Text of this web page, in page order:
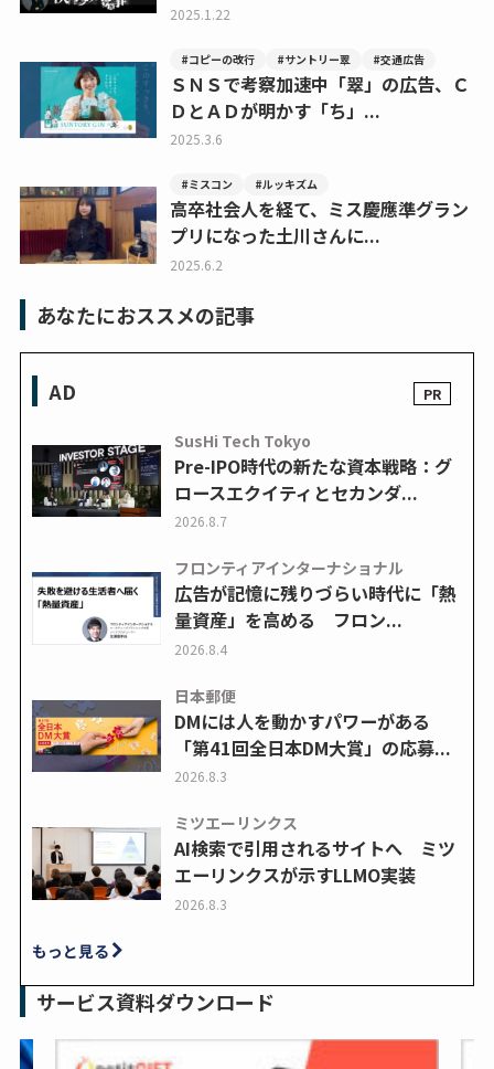
2025.1.22
#コピーの改行 #サントリー翠 #交通広告
ＳＮＳで考察加速中「翠」の広告、Ｃ
ＤとＡＤが明かす「ち」...
2025.3.6
#ミスコン #ルッキズム
高卒社会人を経て、ミス慶應準グラン
プリになった土川さんに...
2025.6.2
あなたにおススメの記事
AD
SusHi Tech Tokyo
Pre-IPO時代の新たな資本戦略：グ
ロースエクイティとセカンダ...
2026.8.7
フロンティアインターナショナル
広告が記憶に残りづらい時代に「熱
量資産」を高める フロン...
2026.8.4
日本郵便
DMには人を動かすパワーがある
「第41回全日本DM大賞」の応募...
2026.8.3
ミツエーリンクス
AI検索で引用されるサイトへ ミツ
エーリンクスが示すLLMO実装
2026.8.3
もっと見る
サービス資料ダウンロード